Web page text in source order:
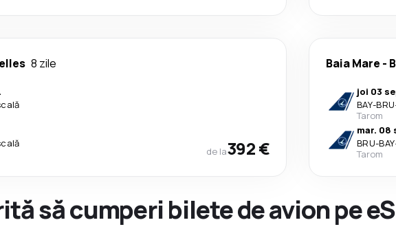
8 zile
de la392 €
Baia Mare -
joi 03
BAY-BRU·
Tarom
mar. 08
BRU-BAY·
Tarom
să cumperi bilete de avion pe